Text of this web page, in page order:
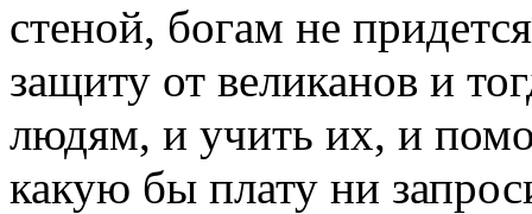
стеной, богам не
защиту от великанов и
людям, и учить их, и
какую бы плату ни